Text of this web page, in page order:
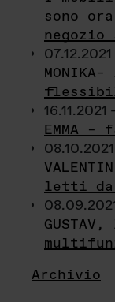
sono
negozio
07.12.2021
16.11.2021 -
EMMA
letti da
Archivio